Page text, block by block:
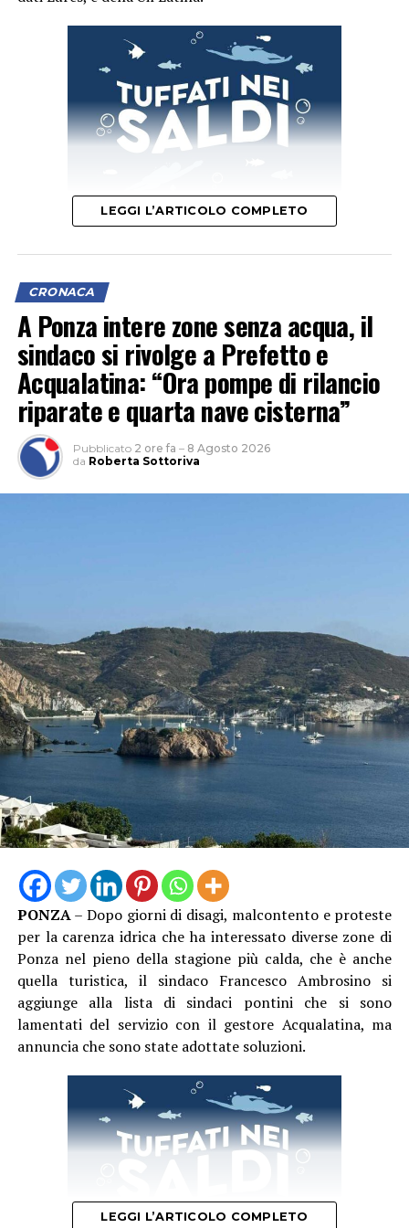
indice di 6 infortuni mortali ogni 100mila occupati, il
territorio pontino si è posizionato subito dopo
Frosinone (6,3) e prima di Rieti (5,1), Viterbo (4) e Roma
(3,1)”.
“L’approfondimento del sindacato – spiega Garullo –
sviluppa l’indicatore del rischio rapportando il numero
dei casi denunciati a quello degli occupati per
permettere un confronto omogeneo tra i diversi
territori laziali, indipendentemente dalla loro
dimensione occupazionale. Sul piano dei numeri assoluti
dal dossier emerge che lo scorso anno nella provincia di
Latina ci sono state 3.519 denunce di infortunio sul
lavoro, 13 con esito mortale. Nei primi sei mesi del 2026
le denunce hanno già raggiunto quota 1.864, quattro
invece gli incidenti mortali. Un bilancio che non
comprende ancora i due lavoratori morti per il caldo nel
mese di luglio e che rende – ad oggi – il quadro ancora
più drammatico”, conclude Garullo
LEGGI L’ARTICOLO COMPLETO
CRONACA
A Ponza intere zone senza acqua, il
sindaco si rivolge a Prefetto e
Acqualatina: “Ora pompe di rilancio
riparate e quarta nave cisterna”
Pubblicato 2 ore fa – 8 Agosto 2026
da Roberta Sottoriva
PONZA– Dopo giorni di disagi, malcontento e proteste
per la carenza idrica che ha interessato diverse zone di
Ponza nel pieno della stagione più calda, che è anche
quella turistica, il sindaco Francesco Ambrosino si
aggiunge alla lista di sindaci pontini che si sono
lamentati del servizio con il gestore Acqualatina, ma
annuncia che sono state adottate soluzioni.
LEGGI L’ARTICOLO COMPLETO